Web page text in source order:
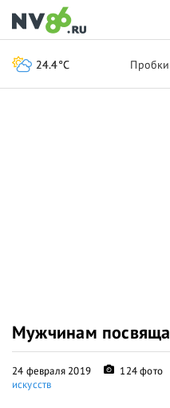
Мужчинам
24 февраля 2019 124 фото
искусств
24.4°C Пробки